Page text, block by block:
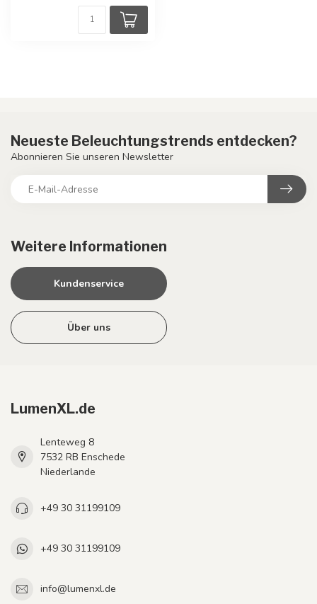
Weitere Informationen
Kundenservice
Über uns
Neueste Beleuchtungstrends entdecken?
Abonnieren Sie unseren Newsletter
LumenXL.de
Lenteweg 8
7532 RB Enschede
Niederlande
+49 30 31199109
+49 30 31199109
info@lumenxl.de